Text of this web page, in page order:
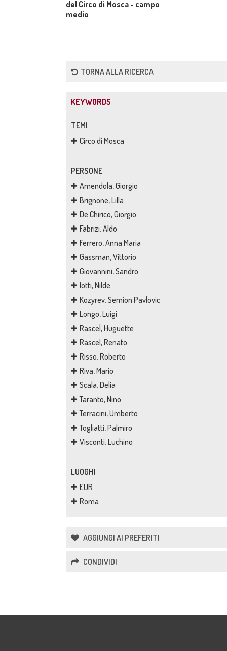
del Circo di Mosca - campo
medio
TORNA ALLA RICERCA
KEYWORDS
TEMI
Circo di Mosca
PERSONE
Amendola, Giorgio
Brignone, Lilla
De Chirico, Giorgio
Fabrizi, Aldo
Ferrero, Anna Maria
Gassman, Vittorio
Giovannini, Sandro
Iotti, Nilde
Kozyrev, Semion Pavlovic
Longo, Luigi
Rascel, Huguette
Rascel, Renato
Risso, Roberto
Riva, Mario
Scala, Delia
Taranto, Nino
Terracini, Umberto
Togliatti, Palmiro
Visconti, Luchino
LUOGHI
EUR
Roma
AGGIUNGI AI PREFERITI
CONDIVIDI